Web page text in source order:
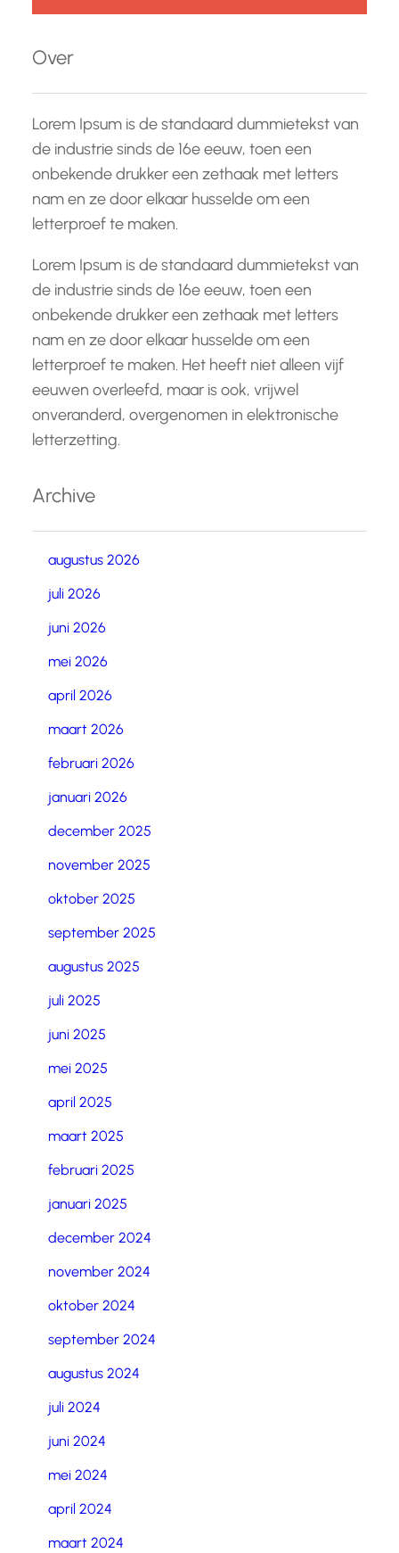
k
n
Over
Lorem Ipsum is de standaard dummietekst van
de industrie sinds de 16e eeuw, toen een
onbekende drukker een zethaak met letters
nam en ze door elkaar husselde om een
letterproef te maken.
Lorem Ipsum is de standaard dummietekst van
de industrie sinds de 16e eeuw, toen een
onbekende drukker een zethaak met letters
nam en ze door elkaar husselde om een
letterproef te maken. Het heeft niet alleen vijf
eeuwen overleefd, maar is ook, vrijwel
onveranderd, overgenomen in elektronische
letterzetting.
Archive
augustus 2026
juli 2026
juni 2026
mei 2026
april 2026
maart 2026
februari 2026
januari 2026
december 2025
november 2025
oktober 2025
september 2025
augustus 2025
juli 2025
juni 2025
mei 2025
april 2025
maart 2025
februari 2025
januari 2025
december 2024
november 2024
oktober 2024
september 2024
augustus 2024
juli 2024
juni 2024
mei 2024
april 2024
maart 2024